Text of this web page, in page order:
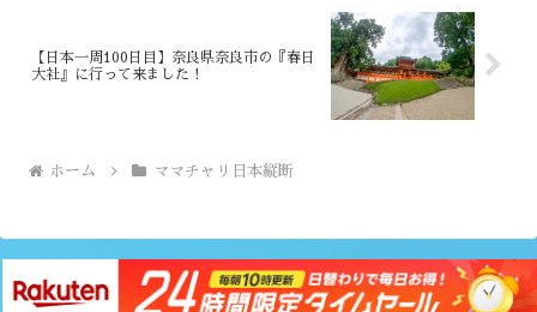
【日本一周100日目】奈良県奈良市の『春日
大社』に行って来ました！
ホーム ママチャリ日本縦断